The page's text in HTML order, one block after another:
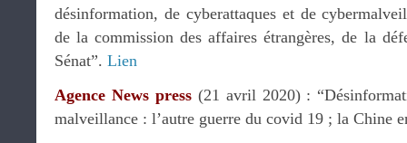
désinformation, de cyberattaques et de
de la commission des affaires étrangères, de la
Sénat”. Lien
Agence News press(21 avril 2020) :
malveillance : l’autre guerre du covid 19 ; la Chine